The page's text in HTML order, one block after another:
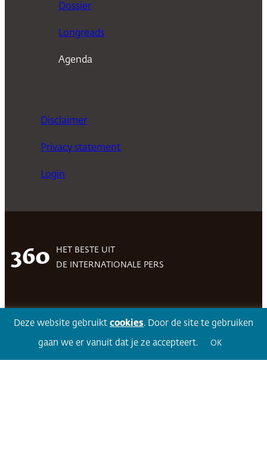
Dossier
Longreads
Agenda
Disclaimer
Privacy statement
Login
360
HET BESTE UIT
DE INTERNATIONALE PERS
Volg 360Facebook LinkedIn Twitter
Deze website gebruikt cookies. Door de site te gebruiken
gaan we er vanuit dat je ze accepteert. OK